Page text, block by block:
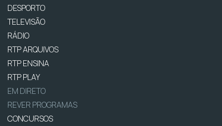
DESPORTO
TELEVISÃO
RÁDIO
RTP ARQUIVOS
RTP ENSINA
RTP PLAY
EM DIRETO
REVER PROGRAMAS
CONCURSOS